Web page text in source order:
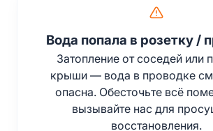
Вода попала в розетку /
Затопление от соседей или
крыши — вода в проводке
опасна. Обесточьте всё
вызывайте нас для
восстановления.